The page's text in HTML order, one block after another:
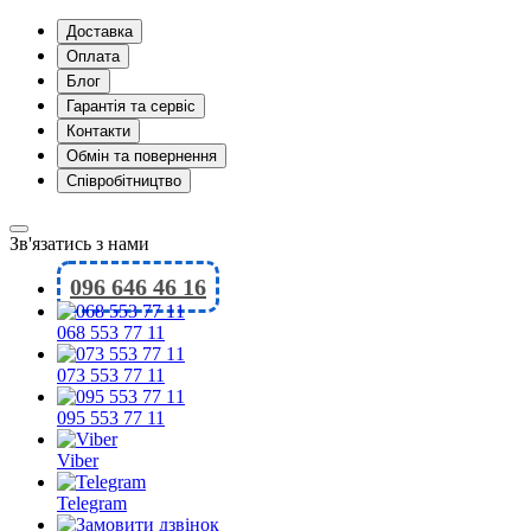
Доставка
Оплата
Блог
Гарантія та сервіс
Контакти
Обмін та повернення
Співробітництво
Зв'язатись з нами
096 646 46 16
068 553 77 11
073 553 77 11
095 553 77 11
Viber
Telegram